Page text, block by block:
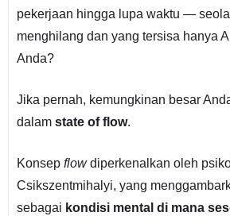
pekerjaan hingga lupa waktu —
menghilang dan yang tersisa hanya
Anda?
Jika pernah, kemungkinan besar
dalam state of flow.
Konsep flowdiperkenalkan oleh
Csikszentmihalyi, yang
sebagai kondisi mental di mana